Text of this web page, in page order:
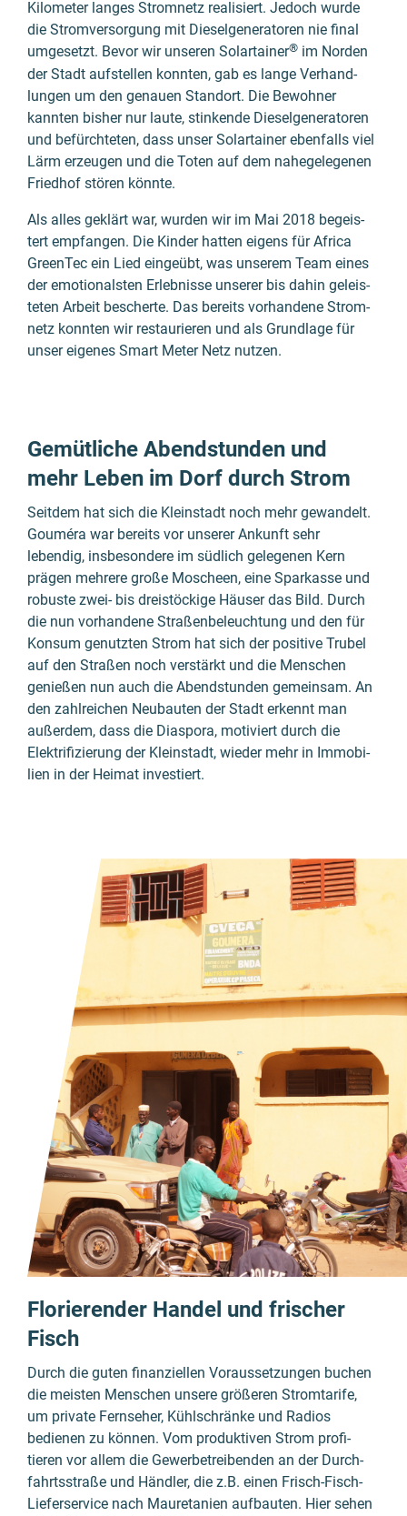
Kilometer langes Strom­netz reali­siert. Jedoch wurde
die Strom­versor­gung mit Diesel­genera­toren nie final
umge­setzt. Bevor wir unseren Solartainer® im Norden
der Stadt aufstellen konnten, gab es lange Verhand­
lungen um den genauen Stand­ort. Die Bewohner
kannten bisher nur laute, stinkende Diesel­genera­toren
und befürch­teten, dass unser Solartainer ebenfalls viel
Lärm erzeu­gen und die Toten auf dem nahe­gele­genen
Fried­hof stören könnte.
Als alles geklärt war, wurden wir im Mai 2018 begeis­
tert empfangen. Die Kinder hatten eigens für Africa
GreenTec ein Lied eingeübt, was unserem Team eines
der emotional­sten Erleb­nisse unserer bis dahin geleis­
teten Arbeit bescherte. Das bereits vorhan­dene Strom­
netz konnten wir restau­rieren und als Grund­lage für
unser eigenes Smart Meter Netz nutzen.
Gemütliche Abendstunden und
mehr Leben im Dorf durch Strom
Seitdem hat sich die Klein­stadt noch mehr gewandelt.
Gouméra war bereits vor unserer Ankunft sehr
lebendig, insbe­sondere im südlich gelegenen Kern
prägen mehrere große Moscheen, eine Spar­kasse und
robuste zwei- bis drei­stöckige Häuser das Bild. Durch
die nun vorhan­dene Straßen­be­leuch­tung und den für
Konsum genutzten Strom hat sich der positive Trubel
auf den Straßen noch verstärkt und die Menschen
genießen nun auch die Abend­stunden gemein­sam. An
den zahl­reichen Neubau­ten der Stadt erkennt man
außerdem, dass die Diaspora, motiviert durch die
Elektri­fizierung der Klein­stadt, wieder mehr in Immobi­
lien in der Heimat inves­tiert.
Florierender Handel und frischer
Fisch
Durch die guten finan­ziellen Voraus­setzun­gen buchen
die meisten Menschen unsere größeren Strom­tarife,
um private Fern­seher, Kühl­schränke und Radios
bedienen zu können. Vom produk­tiven Strom profi­
tieren vor allem die Gewerbe­treiben­den an der Durch­
fahrts­straße und Händler, die z.B. einen Frisch-Fisch-
Liefer­service nach Mauretanien aufbauten. Hier sehen